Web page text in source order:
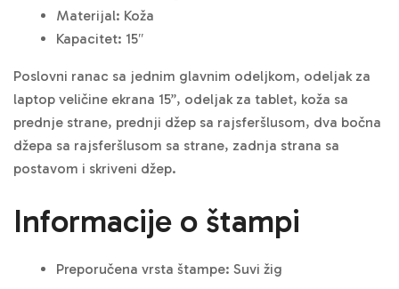
Materijal: Koža
Kapacitet: 15″
Poslovni ranac sa jednim glavnim odeljkom, odeljak za
laptop veličine ekrana 15”, odeljak za tablet, koža sa
prednje strane, prednji džep sa rajsferšlusom, dva bočna
džepa sa rajsferšlusom sa strane, zadnja strana sa
postavom i skriveni džep.
Informacije o štampi
Preporučena vrsta štampe: Suvi žig